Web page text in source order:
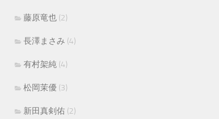
藤原竜也 (2)
長澤まさみ (4)
有村架純 (4)
松岡茉優 (3)
新田真剣佑 (2)